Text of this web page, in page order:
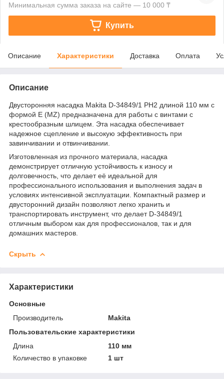
Минимальная сумма заказа на сайте — 10 000 ₸
Купить
Описание Характеристики Доставка Оплата
Описание
Двусторонняя насадка Makita D-34849/1 PH2 длиной 110 мм с
формой E (MZ) предназначена для работы с винтами с
крестообразным шлицем. Эта насадка обеспечивает
надежное сцепление и высокую эффективность при
завинчивании и отвинчивании.
Изготовленная из прочного материала, насадка
демонстрирует отличную устойчивость к износу и
долговечность, что делает её идеальной для
профессионального использования и выполнения задач в
условиях интенсивной эксплуатации. Компактный размер и
двусторонний дизайн позволяют легко хранить и
транспортировать инструмент, что делает D-34849/1
отличным выбором как для профессионалов, так и для
домашних мастеров.
Скрыть
Характеристики
Основные
Производитель
Makita
Пользовательские характеристики
Длина
110 мм
Количество в упаковке
1 шт